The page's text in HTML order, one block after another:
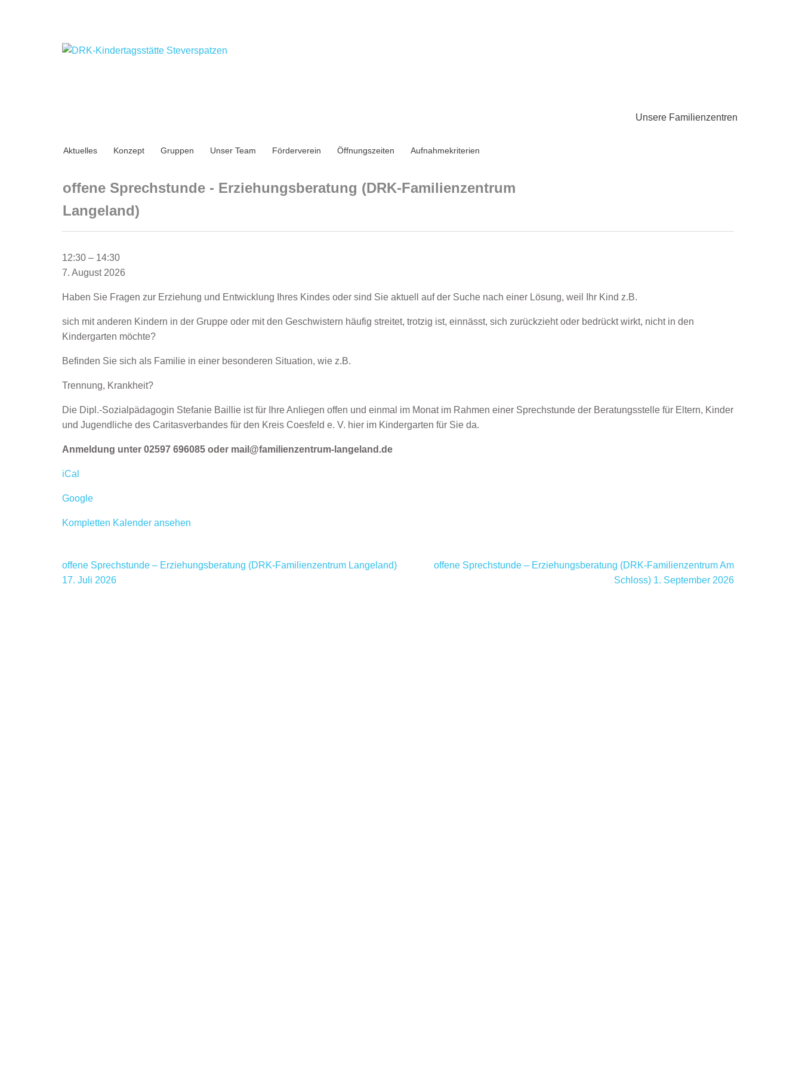
Unsere Familienzentren
Aktuelles Konzept Gruppen Unser Team Förderverein Öffnungszeiten Aufnahmekriterien
offene Sprechstunde - Erziehungsberatung (DRK-Familienzentrum
Langeland)
offene
Sprechstunde
Erziehungsberatung
(DRK-
Familienzentrum
12:30 – 14:30
7. August 2026
Haben Sie Fragen zur Erziehung und Entwicklung Ihres Kindes oder sind Sie aktuell auf der Suche nach einer Lösung, weil Ihr Kind z.B.
sich mit anderen Kindern in der Gruppe oder mit den Geschwistern häufig streitet, trotzig ist, einnässt, sich zurückzieht oder bedrückt wirkt, nicht in den
Kindergarten möchte?
Befinden Sie sich als Familie in einer besonderen Situation, wie z.B.
Trennung, Krankheit?
Die Dipl.-Sozialpädagogin Stefanie Baillie ist für Ihre Anliegen offen und einmal im Monat im Rahmen einer Sprechstunde der Beratungsstelle für Eltern, Kinder
und Jugendliche des Caritasverbandes für den Kreis Coesfeld e. V. hier im Kindergarten für Sie da.
Anmeldung unter 02597 696085 oder mail@familienzentrum-langeland.de
iCal
Google
Kompletten Kalender ansehen
offene Sprechstunde – Erziehungsberatung (DRK-Familienzentrum Langeland)
17. Juli 2026
offene Sprechstunde – Erziehungsberatung (DRK-Familienzentrum Am
Schloss) 1. September 2026